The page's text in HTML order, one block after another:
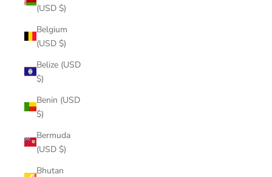
(USD $)
Belgium
(USD $)
Belize (USD
$)
Benin (USD
$)
Bermuda
(USD $)
Bhutan